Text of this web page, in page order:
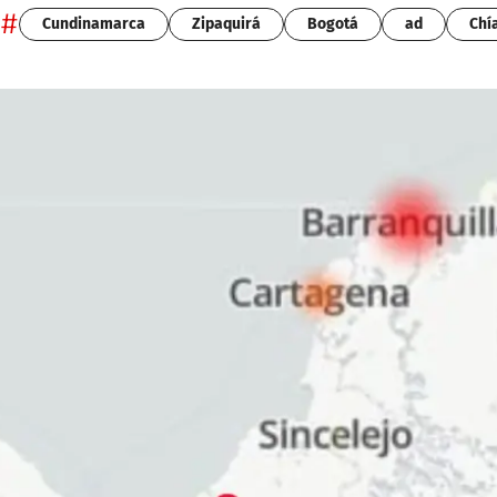
# Cundinamarca Zipaquirá Bogotá ad